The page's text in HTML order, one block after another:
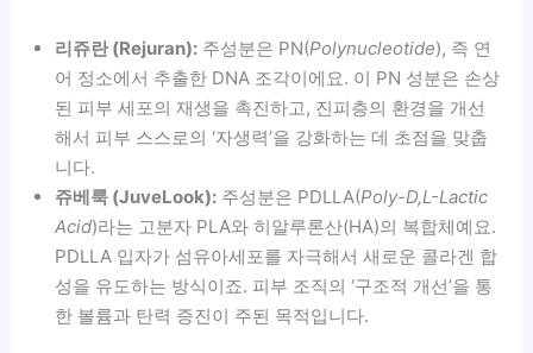
리쥬란 (Rejuran): 주성분은 PN(Polynucleotide), 즉 연
어 정소에서 추출한 DNA 조각이에요. 이 PN 성분은 손상
된 피부 세포의 재생을 촉진하고, 진피층의 환경을 개선
해서 피부 스스로의 ‘자생력’을 강화하는 데 초점을 맞춥
니다.
쥬베룩 (JuveLook): 주성분은 PDLLA(Poly-D,L-Lactic
Acid)라는 고분자 PLA와 히알루론산(HA)의 복합체예요.
PDLLA 입자가 섬유아세포를 자극해서 새로운 콜라겐 합
성을 유도하는 방식이죠. 피부 조직의 ‘구조적 개선’을 통
한 볼륨과 탄력 증진이 주된 목적입니다.